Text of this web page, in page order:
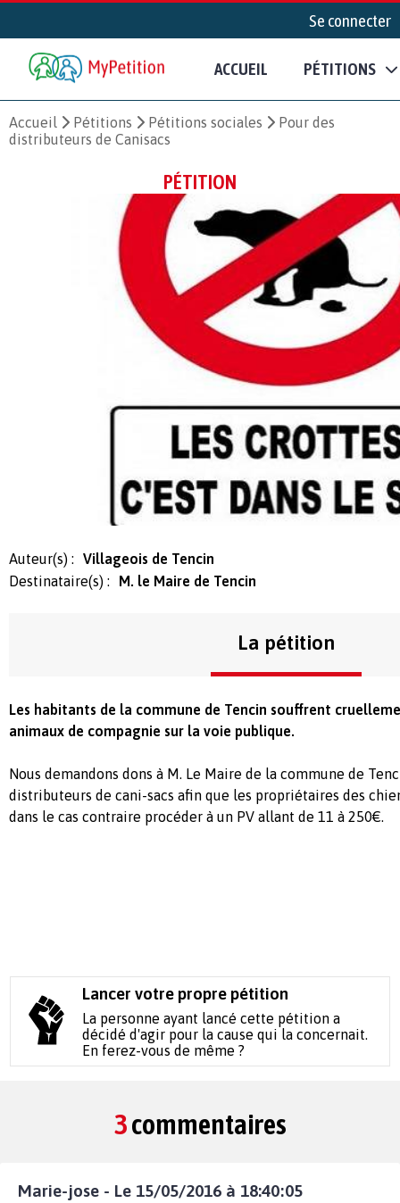
Se connecter
ACCUEIL PÉTITIONS
Accueil Pétitions Pétitions sociales
Pour des
distributeurs de Canisacs
PÉTITION
Auteur(s) :
Villageois de Tencin
Destinataire(s) :
M. le Maire de Tencin
La pétition
Les habitants de la commune de Tencin souffrent
animaux de compagnie sur la voie publique.
Nous demandons dons à M. Le Maire de la commune de
distributeurs de cani-sacs afin que les propriétaires des
dans le cas contraire procéder à un PV allant de 11 à 250€.
Lancer votre propre pétition
La personne ayant lancé cette pétition a
décidé d'agir pour la cause qui la concernait.
En ferez-vous de même ?
3commentaires
Marie-jose - Le 15/05/2016 à 18:40:05